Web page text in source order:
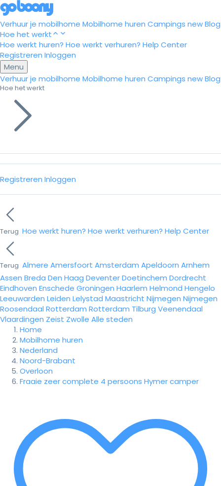
Verhuur je mobilhome Mobilhome huren Campings newBlog
Hoe het werkt
Hoe werkt huren? Hoe werkt verhuren? Help Center
Registreren Inloggen
Menu
Verhuur je mobilhome Mobilhome huren Campings newBlog
Hoe het werkt
Registreren Inloggen
Terug Hoe werkt huren? Hoe werkt verhuren? Help Center
Terug Almere Amersfoort Amsterdam Apeldoorn Arnhem
Assen Breda Den Haag DeventerDoetinchem Dordrecht
Eindhoven Enschede Groningen Haarlem Helmond Hengelo
Leeuwarden Leiden Lelystad Maastricht Nijmegen Nijmegen
Roosendaal Rotterdam Rotterdam Tilburg Veenendaal
Vlaardingen Zeist Zwolle Alle steden
Home
Mobilhome huren
Nederland
Noord-Brabant
Overloon
Fraaie zeer complete 4 persoons Hymer camper